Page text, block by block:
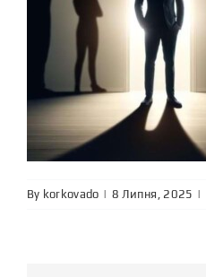
By korkovado | |